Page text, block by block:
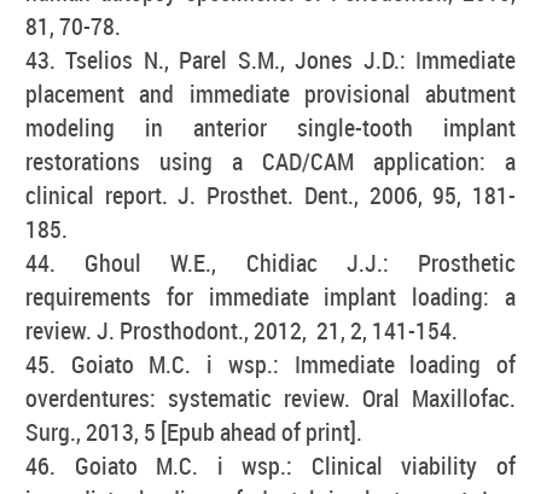
81, 70-78.
43. Tselios N., Parel S.M., Jones J.D.: Immediate
placement and immediate provisional abutment
modeling in anterior single-tooth implant
restorations using a CAD/CAM application: a
clinical report. J. Prosthet. Dent., 2006, 95, 181-
185.
44. Ghoul W.E., Chidiac J.J.: Prosthetic
requirements for immediate implant loading: a
review. J. Prosthodont., 2012, 21, 2, 141-154.
45. Goiato M.C. i wsp.: Immediate loading of
overdentures: systematic review. Oral Maxillofac.
Surg., 2013, 5 [Epub ahead of print].
46. Goiato M.C. i wsp.: Clinical viability of